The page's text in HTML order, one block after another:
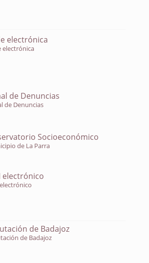
electrónica
electrónica
de Denuncias
de Denuncias
Socioeconómico
de La Parra
electrónico
de Badajoz
de Badajoz